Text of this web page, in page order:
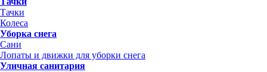
Тачки
Колеса
Уборка снега
Сани
Лопаты и движки для уборки снега
Уличная санитария